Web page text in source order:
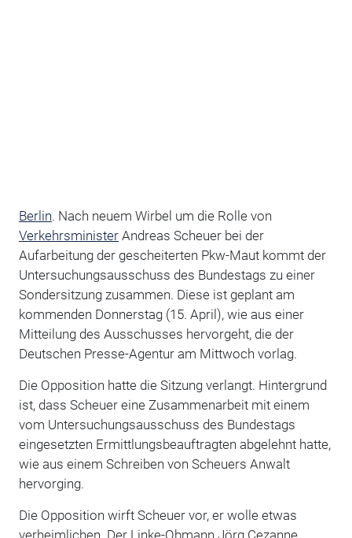
Berlin. Nach neuem Wirbel um die Rolle von
VerkehrsministerAndreas Scheuer bei der
Aufarbeitung der gescheiterten Pkw-Maut kommt der
Untersuchungsausschuss des Bundestags zu einer
Sondersitzung zusammen. Diese ist geplant am
kommenden Donnerstag (15. April), wie aus einer
Mitteilung des Ausschusses hervorgeht, die der
Deutschen Presse-Agentur am Mittwoch vorlag.
Die Opposition hatte die Sitzung verlangt. Hintergrund
ist, dass Scheuer eine Zusammenarbeit mit einem
vom Untersuchungsausschuss des Bundestags
eingesetzten Ermittlungsbeauftragten abgelehnt hatte,
wie aus einem Schreiben von Scheuers Anwalt
hervorging.
Die Opposition wirft Scheuer vor, er wolle etwas
verheimlichen. Der Linke-Obmann Jörg Cezanne